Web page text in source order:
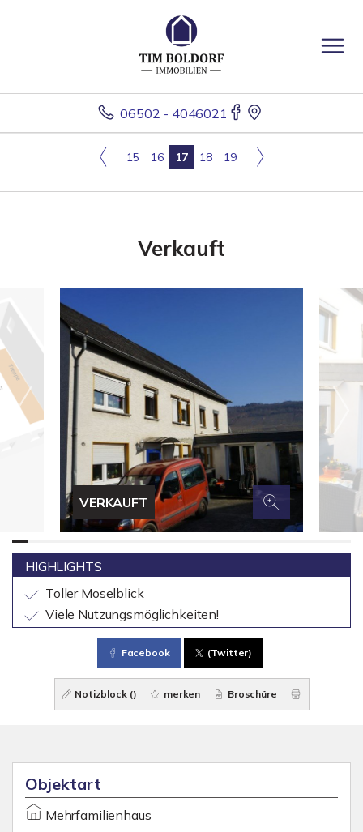
06502 - 4046021
15 16 17 18 19
Verkauft
VERKAUFT
HIGHLIGHTS
Toller Moselblick
Viele Nutzungsmöglichkeiten!
Facebook (Twitter)
Notizblock () merken Broschüre
Objektart
Mehrfamilienhaus